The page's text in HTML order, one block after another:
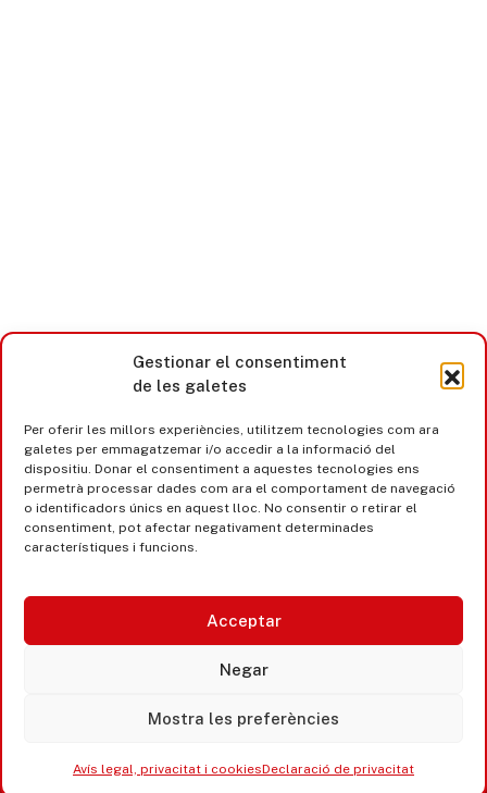
Gestionar el consentiment
de les galetes
Per oferir les millors experiències, utilitzem tecnologies com ara
galetes per emmagatzemar i/o accedir a la informació del
dispositiu. Donar el consentiment a aquestes tecnologies ens
permetrà processar dades com ara el comportament de navegació
o identificadors únics en aquest lloc. No consentir o retirar el
consentiment, pot afectar negativament determinades
característiques i funcions.
Acceptar
Negar
Mostra les preferències
Avís legal, privacitat i cookiesDeclaració de privacitat
Castell d’Aro · Platja d’Aro · S’Agaró
365 www.platjadaro